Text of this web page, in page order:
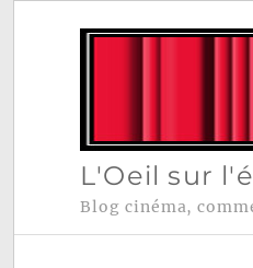
L'Oeil sur
Blog cinéma,